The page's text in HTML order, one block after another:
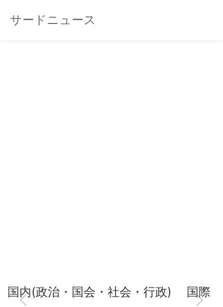
サードニュース
国内(政治・国会・社会・行政) 国際